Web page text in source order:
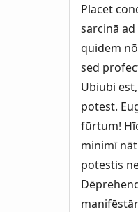
Placet
sarcinā
quidem
sed
Ubiubi
potest.
fūrtum!
minimī
potestis